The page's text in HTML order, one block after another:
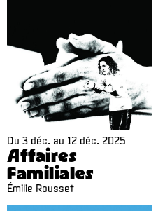
Du 3 déc. au 12 déc. 2025
Affaires
Familiales
Émilie Rousset